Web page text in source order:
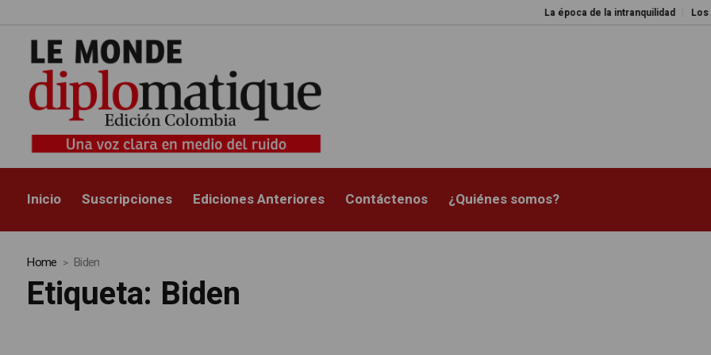
La época de la intranquilidad Los amos
Inicio Suscripciones Ediciones Anteriores Contáctenos ¿Quiénes somos?
Home Biden
Etiqueta: Biden